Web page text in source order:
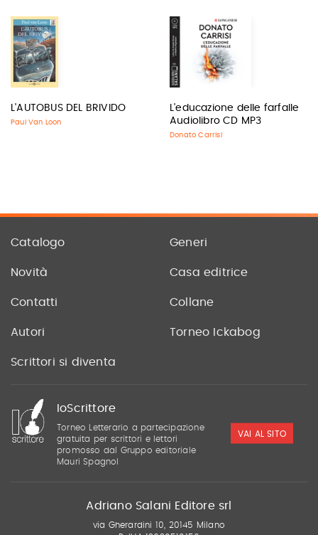
L'AUTOBUS DEL BRIVIDO
Paul Van Loon
L'educazione delle farfalle
Audiolibro CD MP3
Donato Carrisi
Catalogo Generi
Novità Casa editrice
Contatti Collane
Autori Torneo Ickabog
Scrittori si diventa
IoScrittore
Torneo Letterario a partecipazione
gratuita per scrittori e lettori
promosso dal Gruppo editoriale
Mauri Spagnol
VAI AL SITO
Adriano Salani Editore srl
via Gherardini 10, 20145 Milano